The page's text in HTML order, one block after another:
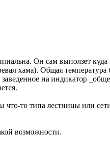
Он сам выползет куда
хама). Общая температура
на индикатор
что-то типа лестницы или
возможности.